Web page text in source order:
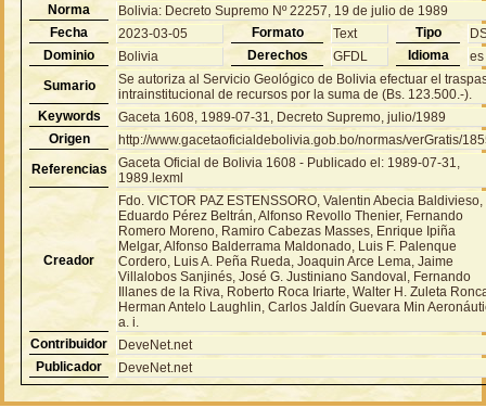
Norma
Bolivia: Decreto Supremo Nº 22257, 19 de julio de 1989
Fecha
2023-03-05 Formato Text Tipo
Dominio
Bolivia Derechos GFDL Idioma
es
Sumario
Se autoriza al Servicio Geológico de Bolivia efectuar el
intrainstitucional de recursos por la suma de (Bs. 123.500.-).
Keywords
Gaceta 1608, 1989-07-31, Decreto Supremo, julio/1989
Origen
http://www.gacetaoficialdebolivia.gob.bo/normas/verGratis/
Referencias
Gaceta Oficial de Bolivia 1608 - Publicado el: 1989-07-31,
1989.lexml
Creador
Fdo. VICTOR PAZ ESTENSSORO, Valentin Abecia Baldivieso,
Eduardo Pérez Beltrán, Alfonso Revollo Thenier, Fernando
Romero Moreno, Ramiro Cabezas Masses, Enrique Ipiña
Melgar, Alfonso Balderrama Maldonado, Luis F. Palenque
Cordero, Luis A. Peña Rueda, Joaquin Arce Lema, Jaime
Villalobos Sanjinés, José G. Justiniano Sandoval, Fernando
Illanes de la Riva, Roberto Roca Iriarte, Walter H. Zuleta
Herman Antelo Laughlin, Carlos Jaldín Guevara Min
a. i.
Contribuidor
DeveNet.net
Publicador
DeveNet.net